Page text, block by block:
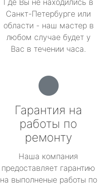
Где Вы не находились в
Санкт-Петербурге или
области - наш мастер в
любом случае будет у
Вас в течении часа.
Гарантия на
работы по
ремонту
Наша компания
предоставляет гарантию
на выполненые работы по